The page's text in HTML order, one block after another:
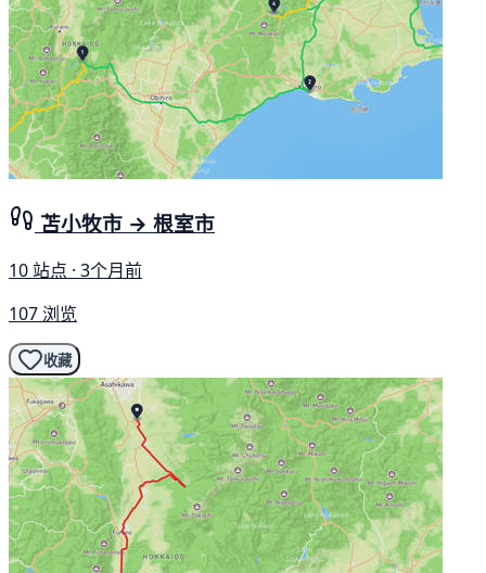
苫小牧市 → 根室市
10 站点 · 3个月前
107 浏览
收藏